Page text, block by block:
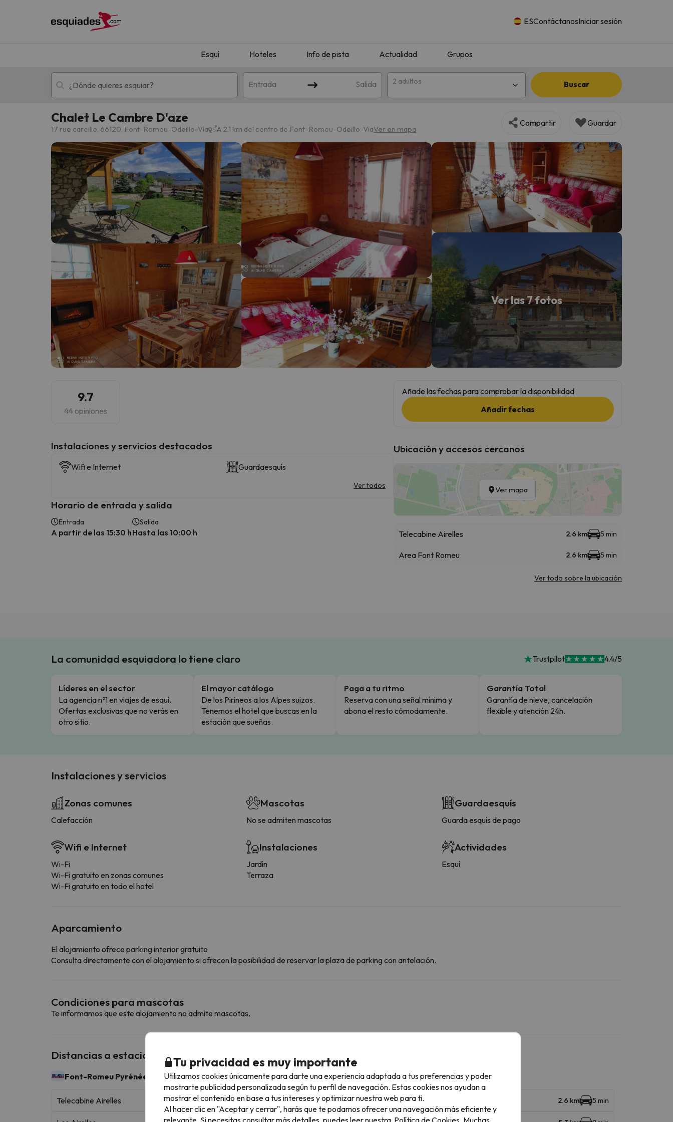
ESContáctanosIniciar sesión
Esquí Hoteles Info de pista Actualidad Grupos
Entrada Salida 2 adultos Buscar
Esquí Escapadas
¡Vaya! No hemos encontrado ningún resultado que coincida con tu búsqueda. Prueba a modificar el destino.
¡Vaya! Parece que nuestro buscador ha perdido el norte. En cuanto encuentre su brújula vuelve.
Chalet Le Cambre D'aze
17 rue careille, 66120, Font-Romeu-Odeillo-Via A 2.1 km del centro de Font-Romeu-Odeillo-ViaVer en mapa
Compartir Guardar
Ver las 7 fotos
9.7
44 opiniones
Instalaciones y servicios destacados
Wifi e Internet Guardaesquís
Ver todos
Horario de entrada y salida
Entrada
A partir de las 15:30 h
Salida
Hasta las 10:00 h
Añade las fechas para comprobar la disponibilidad
Añadir fechas
Ubicación y accesos cercanos
Ver mapa
Telecabine Airelles 2.6 km 5 min
Area Font Romeu 2.6 km 5 min
Ver todo sobre la ubicación
La comunidad esquiadora lo tiene claro Trustpilot 4.4/5
Líderes en el sector
La agencia nº1 en viajes de esquí.
Ofertas exclusivas que no verás en
otro sitio.
El mayor catálogo
De los Pirineos a los Alpes suizos.
Tenemos el hotel que buscas en la
estación que sueñas.
Paga a tu ritmo
Reserva con una señal mínima y
abona el resto cómodamente.
Garantía Total
Garantía de nieve, cancelación
flexible y atención 24h.
Instalaciones y servicios
Zonas comunes
Calefacción
Wifi e Internet
Wi-Fi
Wi-Fi gratuito en zonas comunes
Wi-Fi gratuito en todo el hotel
Mascotas
No se admiten mascotas
Instalaciones
Jardín
Terraza
Guardaesquís
Guarda esquís de pago
Actividades
Esquí
Aparcamiento
El alojamiento ofrece parking interior gratuito
Consulta directamente con el alojamiento si ofrecen la posibilidad de reservar la plaza de parking con antelación.
Condiciones para mascotas
Te informamos que este alojamiento no admite mascotas.
Distancias a estaciones de esquí cercanas
Font-Romeu Pyrénées 200043 km esquiables
Telecabine Airelles 2.6 km 5 min Area Font Romeu 2.6 km 5 min
Tu privacidad es muy importante
Utilizamos cookies únicamente para darte una experiencia adaptada a tus preferencias y poder
mostrarte publicidad personalizada según tu perfil de navegación. Estas cookies nos ayudan a
mostrar el contenido en base a tus intereses y optimizar nuestra web para ti.
Al hacer clic en "Aceptar y cerrar", harás que te podamos ofrecer una navegación más eficiente y
relevante. Si necesitas consultar más detalles, puedes leer nuestra Política de Cookies. Muchas